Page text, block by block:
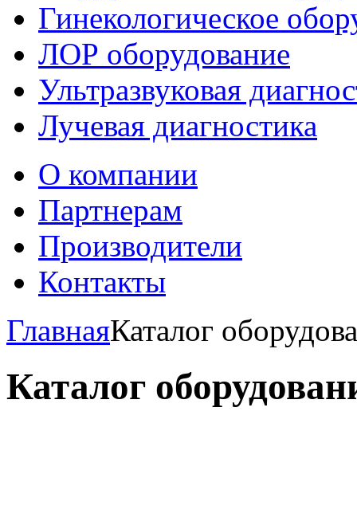
Гинекологическое
ЛОР оборудование
Ультразвуковая
Лучевая диагностика
О компании
Партнерам
Производители
Контакты
ГлавнаяКаталог
Каталог